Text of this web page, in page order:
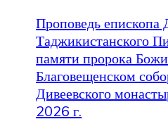
Проповедь епископа
Таджикистанского
памяти пророка
Благовещенском
Дивеевского
2026 г.